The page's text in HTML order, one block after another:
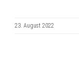
23. August 2022